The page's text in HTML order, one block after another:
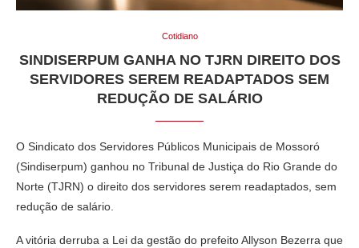
Cotidiano
SINDISERPUM GANHA NO TJRN DIREITO DOS
SERVIDORES SEREM READAPTADOS SEM
REDUÇÃO DE SALÁRIO
O Sindicato dos Servidores Públicos Municipais de Mossoró
(Sindiserpum) ganhou no Tribunal de Justiça do Rio Grande do
Norte (TJRN) o direito dos servidores serem readaptados, sem
redução de salário.
A vitória derruba a Lei da gestão do prefeito Allyson Bezerra que